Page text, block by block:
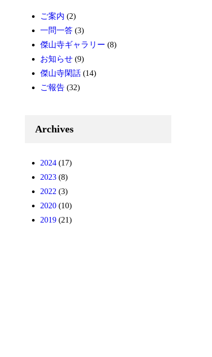
ご案内 (2)
一問一答 (3)
傑山寺ギャラリー (8)
お知らせ (9)
傑山寺閑話 (14)
ご報告 (32)
Archives
2024 (17)
2023 (8)
2022 (3)
2020 (10)
2019 (21)